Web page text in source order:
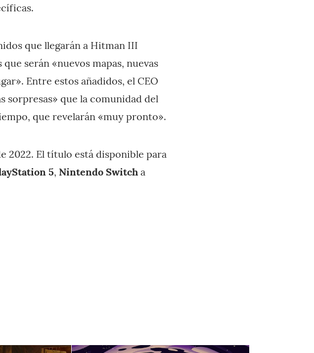
que llegarán a Hitman III
serán «nuevos mapas, nuevas
Entre estos añadidos, el CEO
sorpresas» que la comunidad del
que revelarán «muy pronto».
2022. El título está disponible para
5, Nintendo Switch a